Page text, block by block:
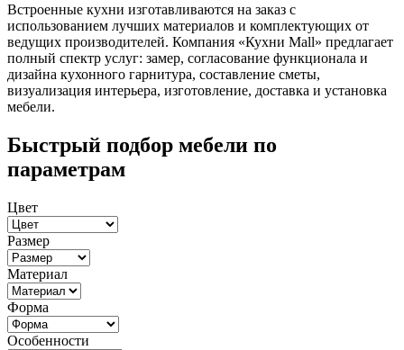
Встроенные кухни изготавливаются на заказ с
использованием лучших материалов и комплектующих от
ведущих производителей. Компания «Кухни Mall» предлагает
полный спектр услуг: замер, согласование функционала и
дизайна кухонного гарнитура, составление сметы,
визуализация интерьера, изготовление, доставка и установка
мебели.
Быстрый подбор мебели по
параметрам
Цвет
Размер
Материал
Форма
Особенности